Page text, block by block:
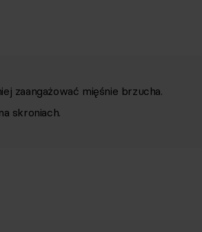
zaangażować mięśnie brzucha.
skroniach.